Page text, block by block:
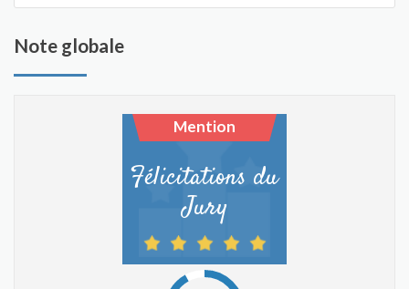
Note globale
Mention
Félicitations du
Jury